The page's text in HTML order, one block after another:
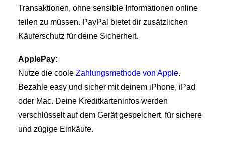
Transaktionen, ohne sensible Informationen online
teilen zu müssen. PayPal bietet dir zusätzlichen
Käuferschutz für deine Sicherheit.
ApplePay:
Nutze die coole Zahlungsmethode von Apple.
Bezahle easy und sicher mit deinem iPhone, iPad
oder Mac. Deine Kreditkarteninfos werden
verschlüsselt auf dem Gerät gespeichert, für sichere
und zügige Einkäufe.